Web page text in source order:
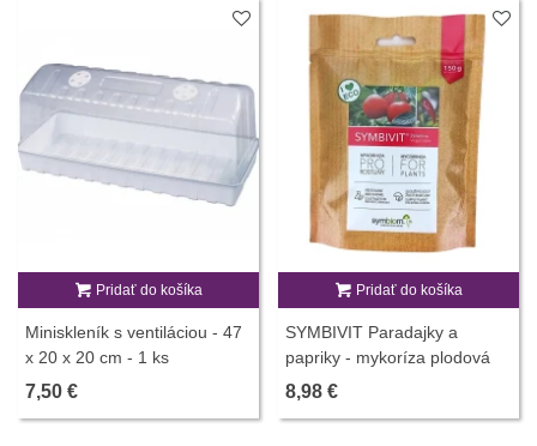
Pridať do košíka
Miniskleník s ventiláciou - 47
x 20 x 20 cm - 1 ks
7,50 €
Pridať do košíka
SYMBIVIT Paradajky a
papriky - mykoríza plodová
zelenina - 150 g
8,98 €